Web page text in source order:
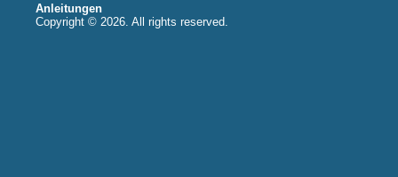
Anleitungen
Copyright © 2026. All rights reserved.